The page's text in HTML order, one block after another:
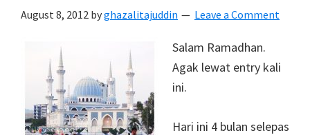
August 8, 2012 byghazalitajuddin Leave a Comment
Salam Ramadhan.
Agak lewat entry kali
ini.
Hari ini 4 bulan selepas